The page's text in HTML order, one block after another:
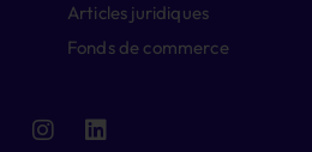
Articles juridiques
Fonds de commerce